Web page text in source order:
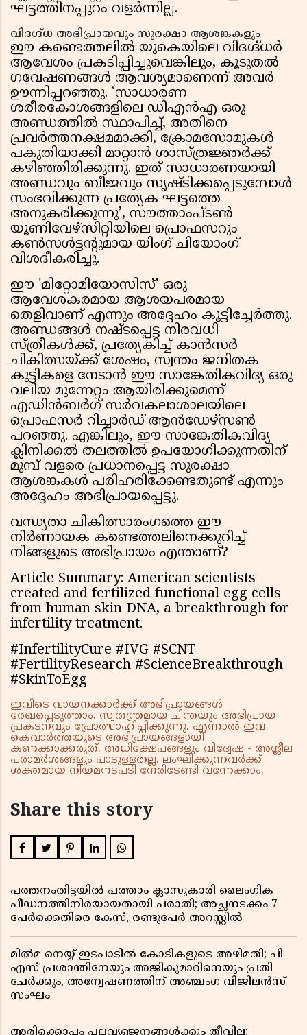
ഘട്ടത്തിനപ്പുറം വളർന്നില്ല.
വിദഗ്ദ്ധ അഭിപ്രായവും സുരക്ഷാ ആശങ്കകളും
ഈ കണ്ടെത്തലിൽ യുകെയിലെ വിദഗ്ദ്ധർ
ആവേശം പ്രകടിപ്പിച്ചുവെങ്കിലും, കൂടുതൽ
ഗവേഷണങ്ങൾ ആവശ്യമാണെന്ന് അവർ
ഊന്നിപ്പറഞ്ഞു. ‘സാധാരണ
ശരീരകോശങ്ങളിലെ ഡിഎൻഎ ഒരു
അണ്ഡത്തിൽ സ്ഥാപിച്ച്, അതിനെ
പ്രവർത്തനക്ഷമമാക്കി, ക്രോമസോമുകൾ
പകുതിയാക്കി മാറ്റാൻ ശാസ്ത്രജ്ഞർക്ക്
കഴിഞ്ഞിരിക്കുന്നു. ഇത് സാധാരണയായി
അണ്ഡവും ബീജവും സൃഷ്ടിക്കപ്പെടുമ്പോൾ
സംഭവിക്കുന്ന പ്രത്യേക ഘട്ടത്തെ
അനുകരിക്കുന്നു’, സൗത്താംപ്ടൺ
യൂണിവേഴ്സിറ്റിയിലെ പ്രൊഫസറും
കൺസൾട്ടൻ്റുമായ യിംഗ് ചിയോംഗ്
വിശദീകരിച്ചു.
ഈ 'മിറ്റോമിയോസിസ്' ഒരു
ആവേശകരമായ ആശയപരമായ
തെളിവാണ് എന്നും അദ്ദേഹം കൂട്ടിച്ചേർത്തു.
അണ്ഡങ്ങൾ നഷ്ടപ്പെട്ട നിരവധി
സ്ത്രീകൾക്ക്, പ്രത്യേകിച്ച് കാൻസർ
ചികിത്സയ്ക്ക് ശേഷം, സ്വന്തം ജനിതക
കുട്ടികളെ നേടാൻ ഈ സാങ്കേതികവിദ്യ ഒരു
വലിയ മുന്നേറ്റം ആയിരിക്കുമെന്ന്
എഡിൻബർഗ് സർവകലാശാലയിലെ
പ്രൊഫസർ റിച്ചാർഡ് ആൻഡേഴ്സൺ
പറഞ്ഞു. എങ്കിലും, ഈ സാങ്കേതികവിദ്യ
ക്ലിനിക്കൽ തലത്തിൽ ഉപയോഗിക്കുന്നതിന്
മുമ്പ് വളരെ പ്രധാനപ്പെട്ട സുരക്ഷാ
ആശങ്കകൾ പരിഹരിക്കേണ്ടതുണ്ട് എന്നും
അദ്ദേഹം അഭിപ്രായപ്പെട്ടു.
വന്ധ്യതാ ചികിത്സാരംഗത്തെ ഈ
നിർണായക കണ്ടെത്തലിനെക്കുറിച്ച്
നിങ്ങളുടെ അഭിപ്രായം എന്താണ്?
Article Summary: American scientists
created and fertilized functional egg cells
from human skin DNA, a breakthrough for
infertility treatment.
#InfertilityCure #IVG #SCNT
#FertilityResearch #ScienceBreakthrough
#SkinToEgg
ഇവിടെ വായനക്കാർക്ക് അഭിപ്രായങ്ങൾ
രേഖപ്പെടുത്താം. സ്വതന്ത്രമായ ചിന്തയും അഭിപ്രായ
പ്രകടനവും പ്രോത്സാഹിപ്പിക്കുന്നു. എന്നാൽ ഇവ
കെവാർത്തയുടെ അഭിപ്രായങ്ങളായി
കണക്കാക്കരുത്. അധിക്ഷേപങ്ങളും വിദ്വേഷ - അശ്ലീല
പരാമർശങ്ങളും പാടുള്ളതല്ല. ലംഘിക്കുന്നവർക്ക്
ശക്തമായ നിയമനടപടി നേരിടേണ്ടി വന്നേക്കാം.
Share this story
പത്തനംതിട്ടയിൽ പത്താം ക്ലാസുകാരി ലൈംഗിക
പീഡനത്തിനിരയായതായി പരാതി; അച്ഛനടക്കം 7
പേർക്കെതിരെ കേസ്, രണ്ടുപേർ അറസ്റ്റിൽ
മിൽമ നെയ്യ് ഇടപാടിൽ കോടികളുടെ അഴിമതി; പി
എസ് പ്രശാന്തിനേയും അജികുമാറിനെയും പ്രതി
ചേർക്കും, അന്വേഷണത്തിന് അഞ്ചംഗ വിജിലൻസ്
സംഘം